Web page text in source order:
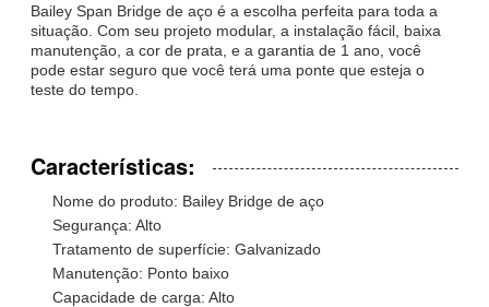
Bailey Span Bridge de aço é a escolha perfeita para toda a
situação. Com seu projeto modular, a instalação fácil, baixa
manutenção, a cor de prata, e a garantia de 1 ano, você
pode estar seguro que você terá uma ponte que esteja o
teste do tempo.
Características:
Nome do produto: Bailey Bridge de aço
Segurança: Alto
Tratamento de superfície: Galvanizado
Manutenção: Ponto baixo
Capacidade de carga: Alto